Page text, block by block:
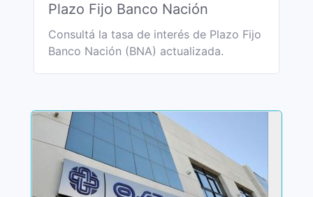
Plazo Fijo Banco Nación
Consultá la tasa de interés de Plazo Fijo
Banco Nación (BNA) actualizada.